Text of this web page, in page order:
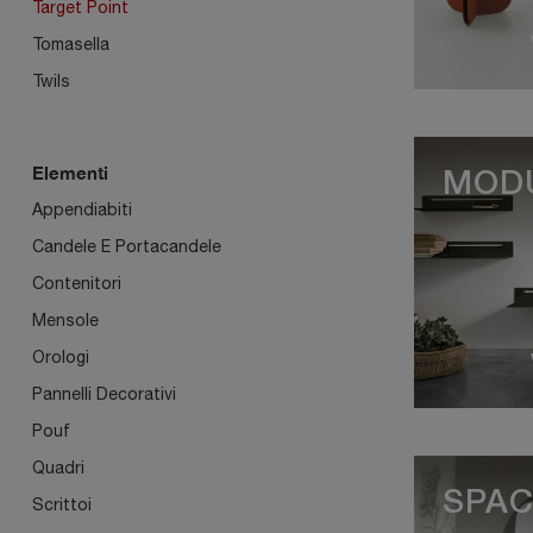
Target Point
Tomasella
Twils
Elementi
Appendiabiti
Candele E Portacandele
Contenitori
Mensole
Orologi
Pannelli Decorativi
Pouf
Quadri
Scrittoi